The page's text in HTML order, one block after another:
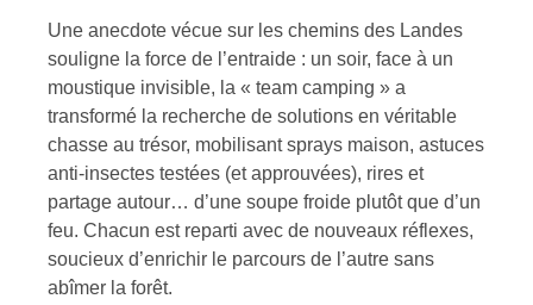
Une anecdote vécue sur les chemins des Landes
souligne la force de l’entraide : un soir, face à un
moustique invisible, la « team camping » a
transformé la recherche de solutions en véritable
chasse au trésor, mobilisant sprays maison, astuces
anti-insectes testées (et approuvées), rires et
partage autour… d’une soupe froide plutôt que d’un
feu. Chacun est reparti avec de nouveaux réflexes,
soucieux d’enrichir le parcours de l’autre sans
abîmer la forêt.